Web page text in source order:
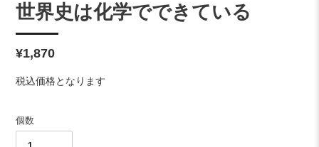
世界史は化学でできている
通
価
¥1,870
税込価格となります
個数